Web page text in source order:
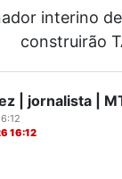
interino
construirão
| jornalista |
16:12